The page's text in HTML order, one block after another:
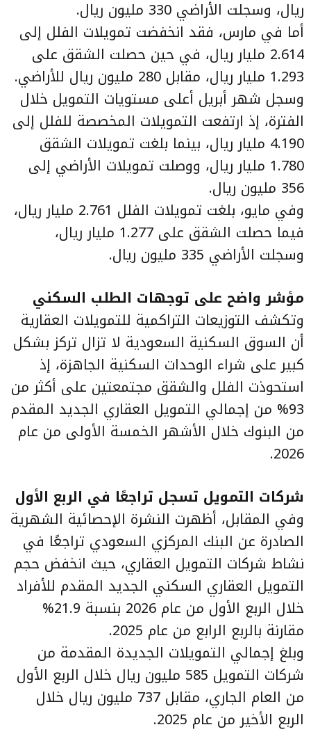
ريال، وسجلت الأراضي 330 مليون ريال.
أما في مارس، فقد انخفضت تمويلات الفلل إلى
2.614 مليار ريال، في حين حصلت الشقق على
1.293 مليار ريال، مقابل 280 مليون ريال للأراضي.
وسجل شهر أبريل أعلى مستويات التمويل خلال
الفترة، إذ ارتفعت التمويلات المخصصة للفلل إلى
4.190 مليار ريال، بينما بلغت تمويلات الشقق
1.780 مليار ريال، ووصلت تمويلات الأراضي إلى
356 مليون ريال.
وفي مايو، بلغت تمويلات الفلل 2.761 مليار ريال،
فيما حصلت الشقق على 1.277 مليار ريال،
وسجلت الأراضي 335 مليون ريال.
مؤشر واضح على توجهات الطلب السكني
وتكشف التوزيعات التراكمية للتمويلات العقارية
أن السوق السكنية السعودية لا تزال تركز بشكل
كبير على شراء الوحدات السكنية الجاهزة، إذ
استحوذت الفلل والشقق مجتمعتين على أكثر من
93% من إجمالي التمويل العقاري الجديد المقدم
من البنوك خلال الأشهر الخمسة الأولى من عام
2026.
شركات التمويل تسجل تراجعًا في الربع الأول
وفي المقابل، أظهرت النشرة الإحصائية الشهرية
الصادرة عن البنك المركزي السعودي تراجعًا في
نشاط شركات التمويل العقاري، حيث انخفض حجم
التمويل العقاري السكني الجديد المقدم للأفراد
خلال الربع الأول من عام 2026 بنسبة 21.9%
مقارنة بالربع الرابع من عام 2025.
وبلغ إجمالي التمويلات الجديدة المقدمة من
شركات التمويل 585 مليون ريال خلال الربع الأول
من العام الجاري، مقابل 737 مليون ريال خلال
الربع الأخير من عام 2025.